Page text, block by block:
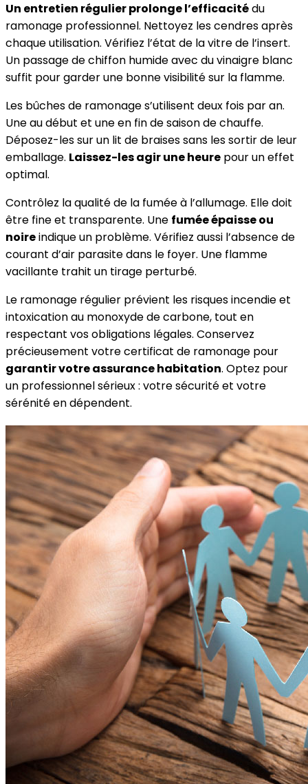
Un entretien régulier prolonge l’efficacitédu
ramonage professionnel. Nettoyez les cendres après
chaque utilisation. Vérifiez l’état de la vitre de l’insert.
Un passage de chiffon humide avec du vinaigre blanc
suffit pour garder une bonne visibilité sur la flamme.
Les bûches de ramonage s’utilisent deux fois par an.
Une au début et une en fin de saison de chauffe.
Déposez-les sur un lit de braises sans les sortir de leur
emballage. Laissez-les agir une heure pour un effet
optimal.
Contrôlez la qualité de la fumée à l’allumage. Elle doit
être fine et transparente. Une fumée épaisse ou
noireindique un problème. Vérifiez aussi l’absence de
courant d’air parasite dans le foyer. Une flamme
vacillante trahit un tirage perturbé.
Le ramonage régulier prévient les risques incendie et
intoxication au monoxyde de carbone, tout en
respectant vos obligations légales. Conservez
précieusement votre certificat de ramonage pour
garantir votre assurance habitation. Optez pour
un professionnel sérieux : votre sécurité et votre
sérénité en dépendent.